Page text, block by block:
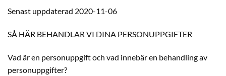
Senast uppdaterad 2020-11-06
SÅ HÄR BEHANDLAR VI DINA PERSONUPPGIFTER
Vad är en personuppgift och vad innebär en behandling av
personuppgifter?